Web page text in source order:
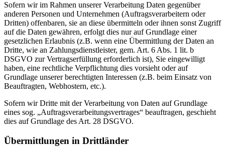
Sofern wir im Rahmen unserer Verarbeitung Daten gegenüber
anderen Personen und Unternehmen (Auftragsverarbeitern oder
Dritten) offenbaren, sie an diese übermitteln oder ihnen sonst Zugriff
auf die Daten gewähren, erfolgt dies nur auf Grundlage einer
gesetzlichen Erlaubnis (z.B. wenn eine Übermittlung der Daten an
Dritte, wie an Zahlungsdienstleister, gem. Art. 6 Abs. 1 lit. b
DSGVO zur Vertragserfüllung erforderlich ist), Sie eingewilligt
haben, eine rechtliche Verpflichtung dies vorsieht oder auf
Grundlage unserer berechtigten Interessen (z.B. beim Einsatz von
Beauftragten, Webhostern, etc.).
Sofern wir Dritte mit der Verarbeitung von Daten auf Grundlage
eines sog. „Auftragsverarbeitungsvertrages“ beauftragen, geschieht
dies auf Grundlage des Art. 28 DSGVO.
Übermittlungen in Drittländer